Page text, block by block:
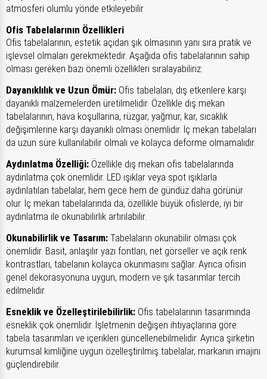
atmosferi olumlu yönde etkileyebilir.
Ofis Tabelalarının Özellikleri
Ofis tabelalarının, estetik açıdan şık olmasının yanı sıra pratik ve
işlevsel olmaları gerekmektedir. Aşağıda ofis tabelalarının sahip
olması gereken bazı önemli özellikleri sıralayabiliriz:
Dayanıklılık ve Uzun Ömür: Ofis tabelaları, dış etkenlere karşı
dayanıklı malzemelerden üretilmelidir. Özellikle dış mekan
tabelalarının, hava koşullarına, rüzgar, yağmur, kar, sıcaklık
değişimlerine karşı dayanıklı olması önemlidir. İç mekan tabelaları
da uzun süre kullanılabilir olmalı ve kolayca deforme olmamalıdır.
Aydınlatma Özelliği: Özellikle dış mekan ofis tabelalarında
aydınlatma çok önemlidir. LED ışıklar veya spot ışıklarla
aydınlatılan tabelalar, hem gece hem de gündüz daha görünür
olur. İç mekan tabelalarında da, özellikle büyük ofislerde, iyi bir
aydınlatma ile okunabilirlik artırılabilir.
Okunabilirlik ve Tasarım: Tabelaların okunabilir olması çok
önemlidir. Basit, anlaşılır yazı fontları, net görseller ve açık renk
kontrastları, tabelanın kolayca okunmasını sağlar. Ayrıca ofisin
genel dekorasyonuna uygun, modern ve şık tasarımlar tercih
edilmelidir.
Esneklik ve Özelleştirilebilirlik: Ofis tabelalarının tasarımında
esneklik çok önemlidir. İşletmenin değişen ihtiyaçlarına göre
tabela tasarımları ve içerikleri güncellenebilmelidir. Ayrıca şirketin
kurumsal kimliğine uygun özelleştirilmiş tabelalar, markanın imajını
güçlendirebilir.